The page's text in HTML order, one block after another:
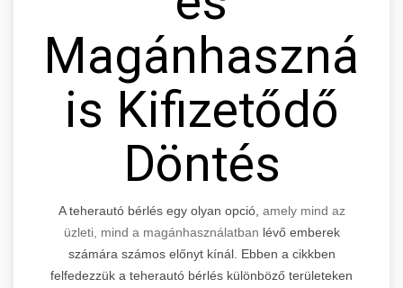
is Kifizetődő
Döntés
A teherautó bérlés egy olyan opció, amely mind az
üzleti, mind a magánhasználatban lévő emberek
számára számos előnyt kínál. Ebben a cikkben
felfedezzük a teherautó bérlés különböző területeken